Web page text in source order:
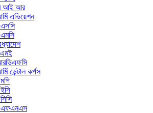
আই আর
এভিয়েশন
ডেন্টাল কর্পস